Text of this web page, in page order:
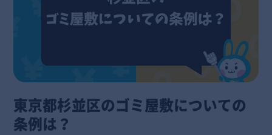
東京都杉並区のゴミ屋敷についての
条例は？